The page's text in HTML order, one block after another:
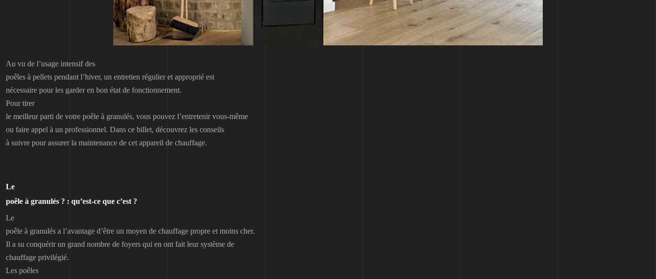
Au vu de l’usage intensif des
poêles à pellets pendant l’hiver, un entretien régulier et approprié est
nécessaire pour les garder en bon état de fonctionnement.
Pour tirer
le meilleur parti de votre poêle à granulés, vous pouvez l’entretenir vous-même
ou faire appel à un professionnel. Dans ce billet, découvrez les conseils
à suivre pour assurer la maintenance de cet appareil de chauffage.
Le
poêle à granulés ? : qu’est-ce que c’est ?
Le
poêle à granulés a l’avantage d’être un moyen de chauffage propre et moins cher.
Il a su conquérir un grand nombre de foyers qui en ont fait leur système de
chauffage privilégié.
Les poêles